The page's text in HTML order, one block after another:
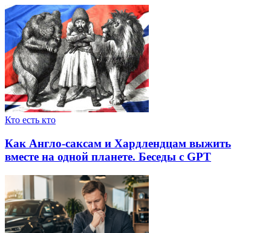
Кто есть кто
Как Англо-саксам и Хардлендцам выжить
вместе на одной планете. Беседы с GPT